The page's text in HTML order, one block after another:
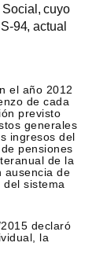
cuyo
94, actual
el año 2012
de cada
previsto
generales
ingresos del
pensiones
de la
ausencia de
sistema
declaró
la